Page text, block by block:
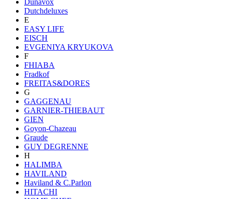
Dutchdeluxes
E
EASY LIFE
EISCH
EVGENIYA KRYUKOVA
F
FHIABA
Fradkof
FREITAS&DORES
G
GAGGENAU
GARNIER-THIEBAUT
GIEN
Goyon-Chazeau
Graude
GUY DEGRENNE
H
HALIMBA
HAVILAND
Haviland & C.Parlon
HITACHI